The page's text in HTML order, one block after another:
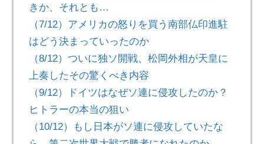
きか、それとも…
（7/12）アメリカの怒りを買う南部仏印進駐
はどう決まっていったのか
（8/12）ついに独ソ開戦、松岡外相が天皇に
上奏したその驚くべき内容
（9/12）ドイツはなぜソ連に侵攻したのか？
ヒトラーの本当の狙い
（10/12）もし日本がソ連に侵攻していたな